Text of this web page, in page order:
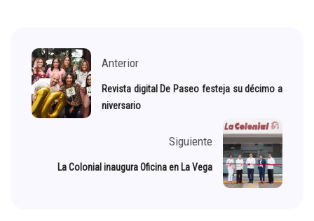
Anterior
Revista digital De Paseo festeja su décimo a
niversario
Siguiente
La Colonial inaugura Oficina en La Vega